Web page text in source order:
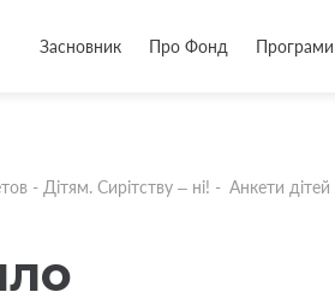
Засновник Про Фонд Програми
- Дітям. Сирітству – ні! - Анкети дітей